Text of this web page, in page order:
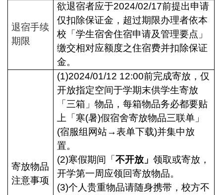
退宿手续
期限
欲退宿者应于2024/02/17前提出申请
仅扣除保证金，超过期限办理者依本
校「学生宿舍住宿申请及管理要点」
缴交相对应额度之住宿费并扣除保证
金。
寄放物品
注意事项
(1)2024/01/12 12:00前完成寄放，仅
开放指定空间于学期末供学生寄放
「三箱」物品，每箱物品务必都要贴
上「寒(暑)假宿舍寄放物品三联单」
(宿服组网站→表单下载)并集中放
置。
(2)寒假期间「不开放」 领取或寄放，
开学第一周应领回寄放物品。
(3)个人贵重物品请随身携带，校方不